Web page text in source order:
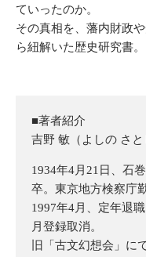
ていったのか。
その真相を、藩内財政
ら紐解いた歴史研究書。
■著者紹介
吉野 敏（よしの さと
1934年4月21日、石
卒。東京地方検察庁
1997年4月、定年退
月登録取消。
旧「古文幻想会」に